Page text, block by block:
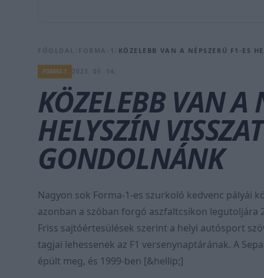
FŐOLDAL FORMA-1 KÖZELEBB VAN A NÉPSZERŰ F1-ES
FORMA-1
KÖZELEBB VAN A
HELYSZÍN
GONDOLNÁNK
Nagyon sok Forma-1-es szurkoló kedvenc pályái
azonban a szóban forgó aszfaltcsíkon legutoljára
Friss sajtóértesülések szerint a helyi autósport
tagjai lehessenek az F1 versenynaptárának. A
épült meg, és 1999-ben [&hellip;]